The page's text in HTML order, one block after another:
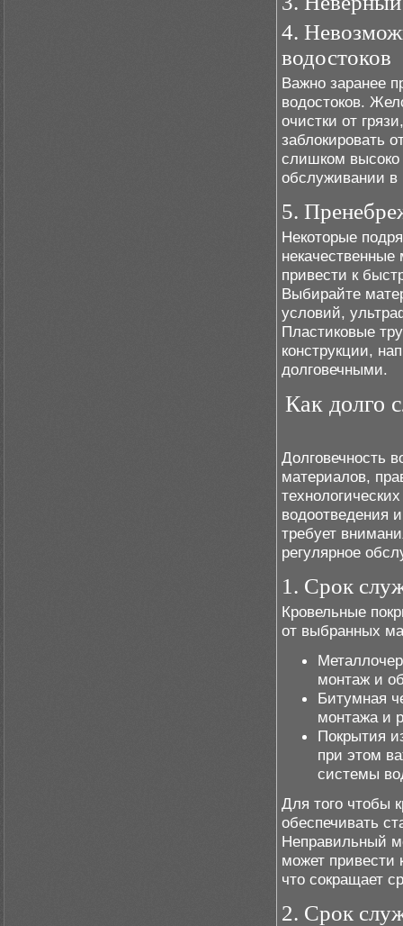
4.
водостоков
Важно заранее
водостоков.
очистки от
заблокировать
слишком высоко
обслуживании в
5.
Некоторые
привести к
Выбирайте
условий,
Пластиковые
конструкции,
долговечными.
Как долго
Долговечность
материалов,
водоотведения
требует
регулярное
1. Срок
Кровельные
от выбранных
монтаж и
Битумная
монтажа и
Покрытия
при этом
системы
Для того чтобы
обеспечивать
Неправильный
может привести
что сокращает
2. Срок